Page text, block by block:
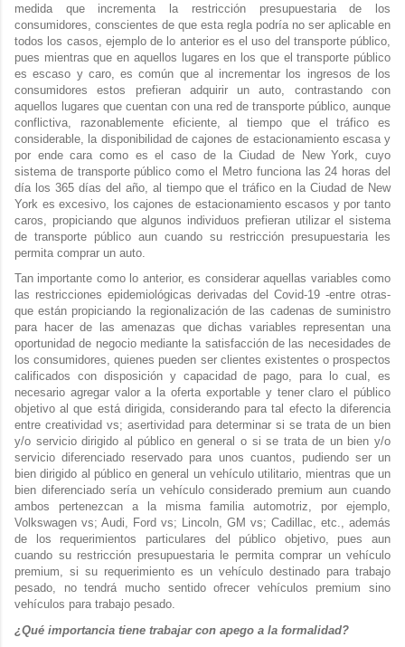
medida que incrementa la restricción presupuestaria de los
consumidores, conscientes de que esta regla podría no ser aplicable en
todos los casos, ejemplo de lo anterior es el uso del transporte público,
pues mientras que en aquellos lugares en los que el transporte público
es escaso y caro, es común que al incrementar los ingresos de los
consumidores estos prefieran adquirir un auto, contrastando con
aquellos lugares que cuentan con una red de transporte público, aunque
conflictiva, razonablemente eficiente, al tiempo que el tráfico es
considerable, la disponibilidad de cajones de estacionamiento escasa y
por ende cara como es el caso de la Ciudad de New York, cuyo
sistema de transporte público como el Metro funciona las 24 horas del
día los 365 días del año, al tiempo que el tráfico en la Ciudad de New
York es excesivo, los cajones de estacionamiento escasos y por tanto
caros, propiciando que algunos individuos prefieran utilizar el sistema
de transporte público aun cuando su restricción presupuestaria les
permita comprar un auto.
Tan importante como lo anterior, es considerar aquellas variables como
las restricciones epidemiológicas derivadas del Covid-19 -entre otras-
que están propiciando la regionalización de las cadenas de suministro
para hacer de las amenazas que dichas variables representan una
oportunidad de negocio mediante la satisfacción de las necesidades de
los consumidores, quienes pueden ser clientes existentes o prospectos
calificados con disposición y capacidad de pago, para lo cual, es
necesario agregar valor a la oferta exportable y tener claro el público
objetivo al que está dirigida, considerando para tal efecto la diferencia
entre creatividad vs; asertividad para determinar si se trata de un bien
y/o servicio dirigido al público en general o si se trata de un bien y/o
servicio diferenciado reservado para unos cuantos, pudiendo ser un
bien dirigido al público en general un vehículo utilitario, mientras que un
bien diferenciado sería un vehículo considerado premium aun cuando
ambos pertenezcan a la misma familia automotriz, por ejemplo,
Volkswagen vs; Audi, Ford vs; Lincoln, GM vs; Cadillac, etc., además
de los requerimientos particulares del público objetivo, pues aun
cuando su restricción presupuestaria le permita comprar un vehículo
premium, si su requerimiento es un vehículo destinado para trabajo
pesado, no tendrá mucho sentido ofrecer vehículos premium sino
vehículos para trabajo pesado.
¿Qué importancia tiene trabajar con apego a la formalidad?